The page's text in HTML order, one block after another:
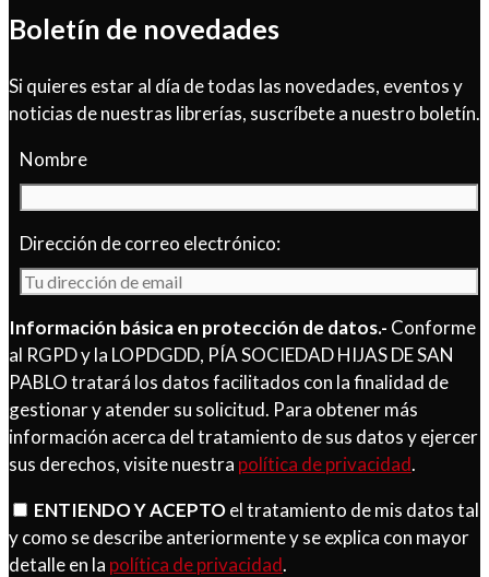
Boletín de novedades
Si quieres estar al día de todas las novedades, eventos y
noticias de nuestras librerías, suscríbete a nuestro boletín.
Nombre
Dirección de correo electrónico:
Información básica en protección de datos.- Conforme
al RGPD y la LOPDGDD, PÍA SOCIEDAD HIJAS DE SAN
PABLO tratará los datos facilitados con la finalidad de
gestionar y atender su solicitud. Para obtener más
información acerca del tratamiento de sus datos y ejercer
sus derechos, visite nuestra política de privacidad.
ENTIENDO Y ACEPTOel tratamiento de mis datos tal
y como se describe anteriormente y se explica con mayor
detalle en la política de privacidad.